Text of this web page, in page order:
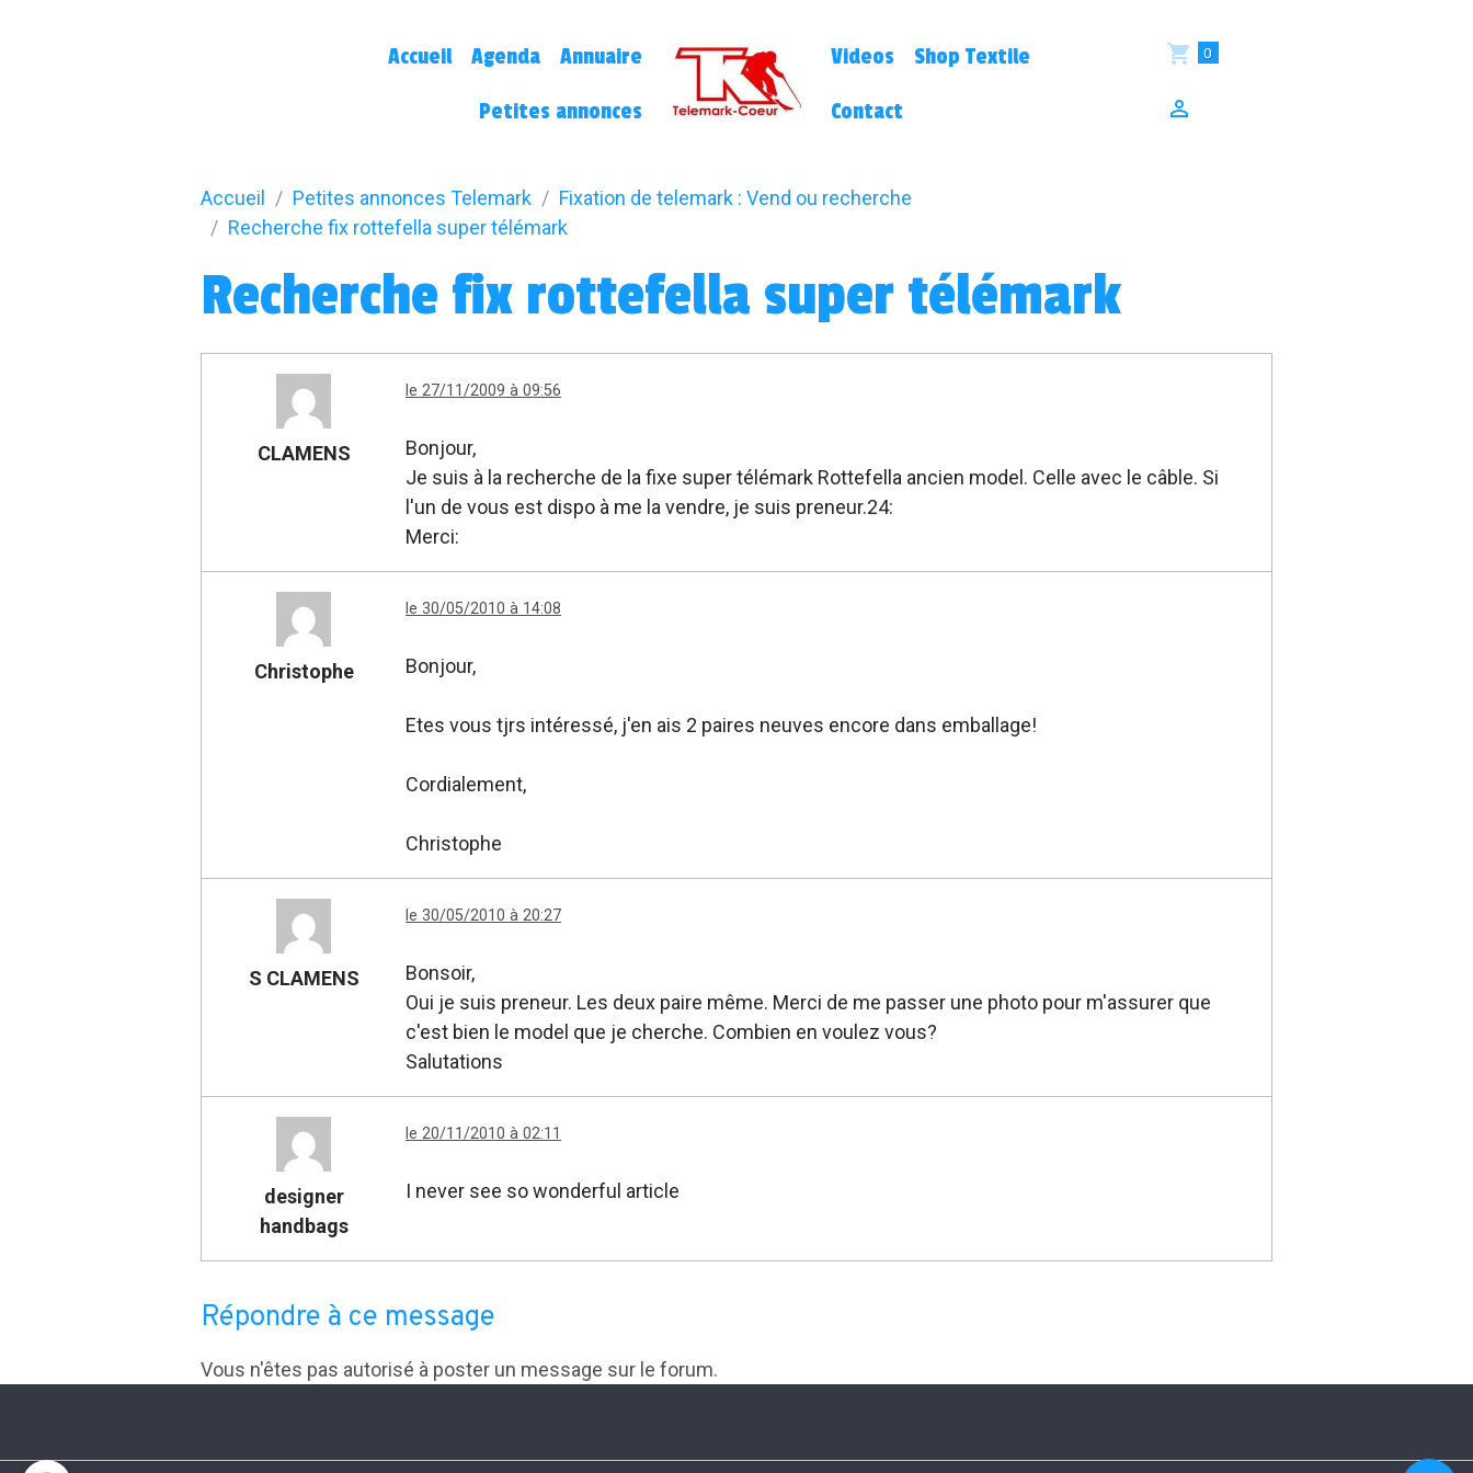
Accueil Agenda Annuaire
Petites annonces
Videos Shop Textile
Contact
0
Accueil Petites annonces Telemark
Fixation de telemark : Vend ou recherche
Recherche fix rottefella super télémark
Recherche fix rottefella super télémark
CLAMENS
le 27/11/2009 à 09:56
Bonjour,
Je suis à la recherche de la fixe super télémark Rottefella ancien model. Celle avec le câble. Si
l'un de vous est dispo à me la vendre, je suis preneur.24:
Merci:
Christophe
le 30/05/2010 à 14:08
Bonjour,
Etes vous tjrs intéressé, j'en ais 2 paires neuves encore dans emballage!
Cordialement,
Christophe
S CLAMENS
le 30/05/2010 à 20:27
Bonsoir,
Oui je suis preneur. Les deux paire même. Merci de me passer une photo pour m'assurer que
c'est bien le model que je cherche. Combien en voulez vous?
Salutations
designer
handbags
le 20/11/2010 à 02:11
I never see so wonderful article
Répondre à ce message
Vous n'êtes pas autorisé à poster un message sur le forum.